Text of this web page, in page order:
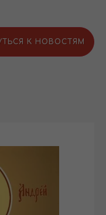
К НОВОСТЯМ